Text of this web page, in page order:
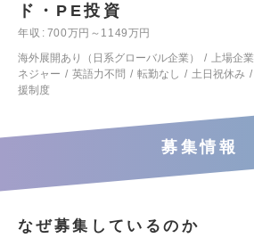
ド・PE投資
年収
700万円～1149万円
海外展開あり（日系グローバル企業）
上場企業
ネジャー
英語力不問 転勤なし 土日祝休み
援制度
募集情報
なぜ募集しているのか